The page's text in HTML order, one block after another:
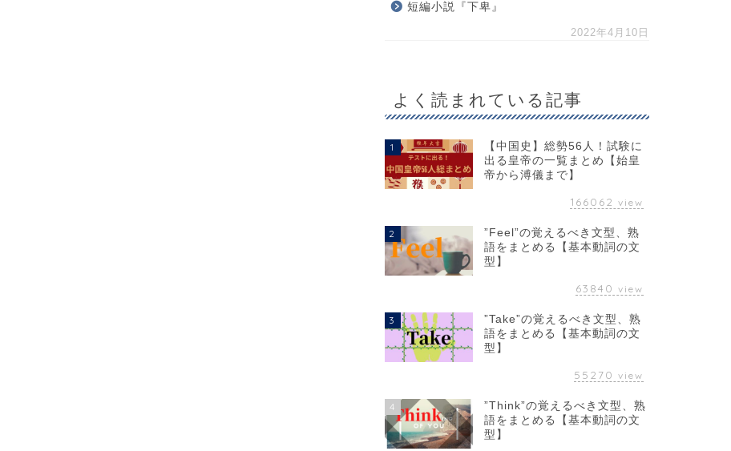
短編小説『下卑』
2022年4月10日
よく読まれている記事
1
【中国史】総勢56人！試験に
出る皇帝の一覧まとめ【始皇
帝から溥儀まで】
166062 view
2
”Feel”の覚えるべき文型、熟
語をまとめる【基本動詞の文
型】
63840 view
3
”Take”の覚えるべき文型、熟
語をまとめる【基本動詞の文
型】
55270 view
4
”Think”の覚えるべき文型、熟
語をまとめる【基本動詞の文
型】